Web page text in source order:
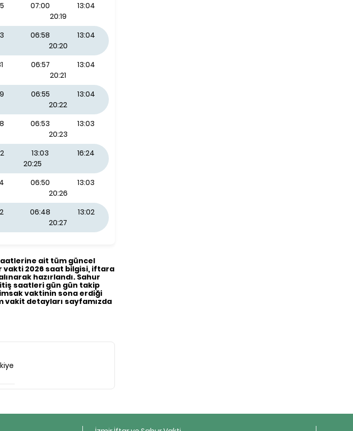
07:00
13:04
20:19
06:58
13:04
20:20
06:57
13:04
20:21
06:55
13:04
20:22
06:53
13:03
20:23
13:03
16:24
20:25
06:50
13:03
20:26
06:48
13:02
20:27
ait tüm güncel
vakti 2026 saat bilgisi, iftara
hazırlandı. Sahur
saatleri gün gün takip
vaktinin sona erdiği
vakit detayları sayfamızda